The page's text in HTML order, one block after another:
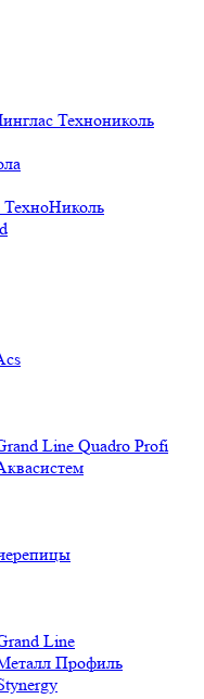
Технониколь
ТехноНиколь
Line Quadro Profi
Line
Профиль